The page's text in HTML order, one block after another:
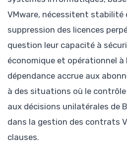
VMware, nécessitent stabilité
suppression des licences
question leur capacité à
économique et opérationnel à
dépendance accrue aux
à des situations où le
aux décisions unilatérales de
dans la gestion des contrats
clauses.